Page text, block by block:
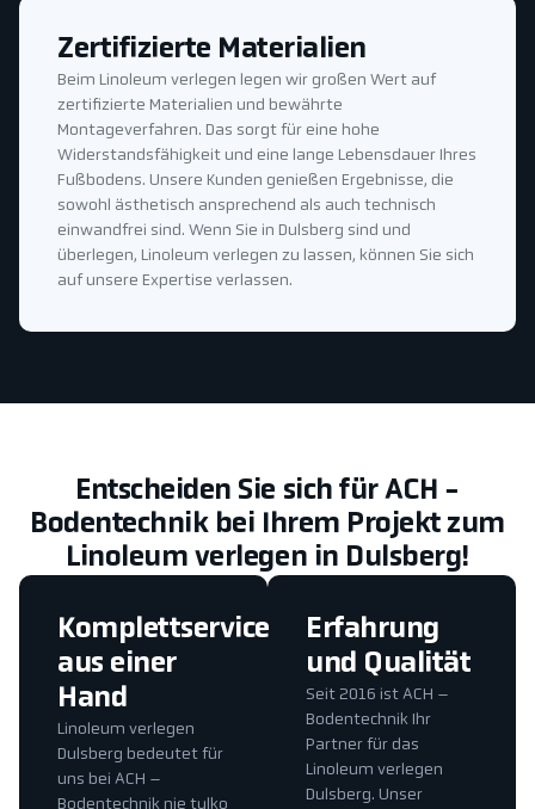
Zertifizierte Materialien
Beim Linoleum verlegen legen wir großen Wert auf
zertifizierte Materialien und bewährte
Montageverfahren. Das sorgt für eine hohe
Widerstandsfähigkeit und eine lange Lebensdauer Ihres
Fußbodens. Unsere Kunden genießen Ergebnisse, die
sowohl ästhetisch ansprechend als auch technisch
einwandfrei sind. Wenn Sie in Dulsberg sind und
überlegen, Linoleum verlegen zu lassen, können Sie sich
auf unsere Expertise verlassen.
Entscheiden Sie sich für ACH -
Bodentechnik bei Ihrem Projekt zum
Linoleum verlegen in Dulsberg!
Erfahrung
und Qualität
Seit 2016 ist ACH –
Bodentechnik Ihr
Partner für das
Linoleum verlegen
Dulsberg. Unser
Komplettservice
aus einer
Hand
Linoleum verlegen
Dulsberg bedeutet für
uns bei ACH –
Bodentechnik nie tylko